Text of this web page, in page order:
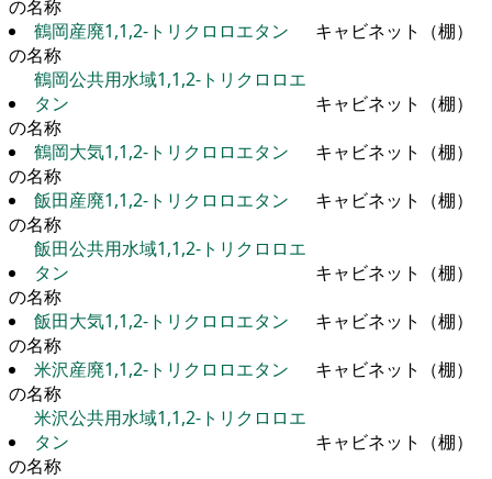
の名称
鶴岡産廃1,1,2-トリクロロエタン
キャビネット（棚）
の名称
鶴岡公共用水域1,1,2-トリクロロエ
タン
キャビネット（棚）
の名称
鶴岡大気1,1,2-トリクロロエタン
キャビネット（棚）
の名称
飯田産廃1,1,2-トリクロロエタン
キャビネット（棚）
の名称
飯田公共用水域1,1,2-トリクロロエ
タン
キャビネット（棚）
の名称
飯田大気1,1,2-トリクロロエタン
キャビネット（棚）
の名称
米沢産廃1,1,2-トリクロロエタン
キャビネット（棚）
の名称
米沢公共用水域1,1,2-トリクロロエ
タン
キャビネット（棚）
の名称